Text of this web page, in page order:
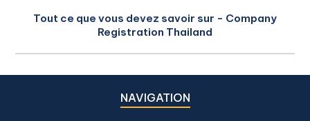
Tout ce que vous devez savoir sur - Company
Registration Thailand
NAVIGATION